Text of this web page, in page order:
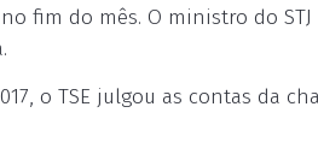
fim do mês. O ministro do
o TSE julgou as contas da